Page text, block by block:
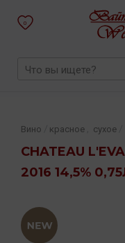
0
CHATEAU
2016 14,5%
Вино красное сухое